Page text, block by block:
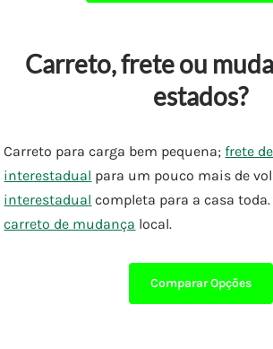
Carreto, frete ou
estados?
Carreto para carga bem pequena;frete
interestadual para um pouco mais de
interestadual completa para a casa
carreto de mudança local.
Comparar Opções